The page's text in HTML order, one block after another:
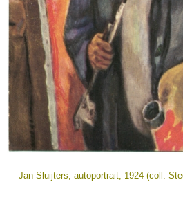
Jan Sluijters, autoportrait, 1924 (coll.